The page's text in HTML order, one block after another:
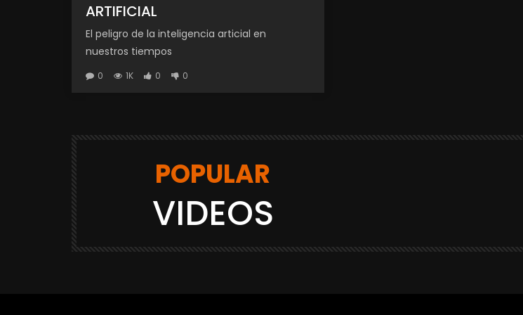
ARTIFICIAL
El peligro de la inteligencia articial en
nuestros tiempos
0 1K 0 0
POPULAR
VIDEOS